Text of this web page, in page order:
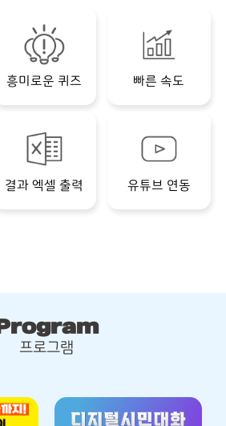
흥미로운 퀴즈 빠른 속도
결과 엑셀 출력 유튜브 연동
Program
프로그램